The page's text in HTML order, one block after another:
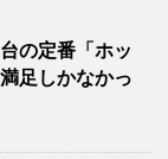
の定番「ホッ
足しかなかっ